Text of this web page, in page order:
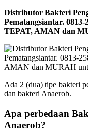
Distributor Bakteri
Pematangsiantar.
TEPAT, AMAN dan
Ada 2 (dua) tipe bakteri
dan bakteri Anaerob.
Apa perbedaan
Anaerob?